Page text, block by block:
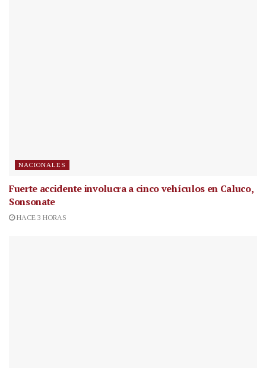
NACIONALES
Fuerte accidente involucra a cinco vehículos en Caluco,
Sonsonate
HACE 3 HORAS